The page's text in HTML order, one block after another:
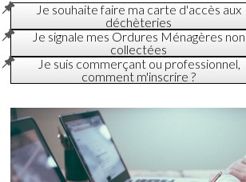
Je souhaite faire ma carte d'accès aux
déchèteries
Je signale mes Ordures Ménagères non
collectées
Je suis commerçant ou professionnel,
comment m'inscrire ?